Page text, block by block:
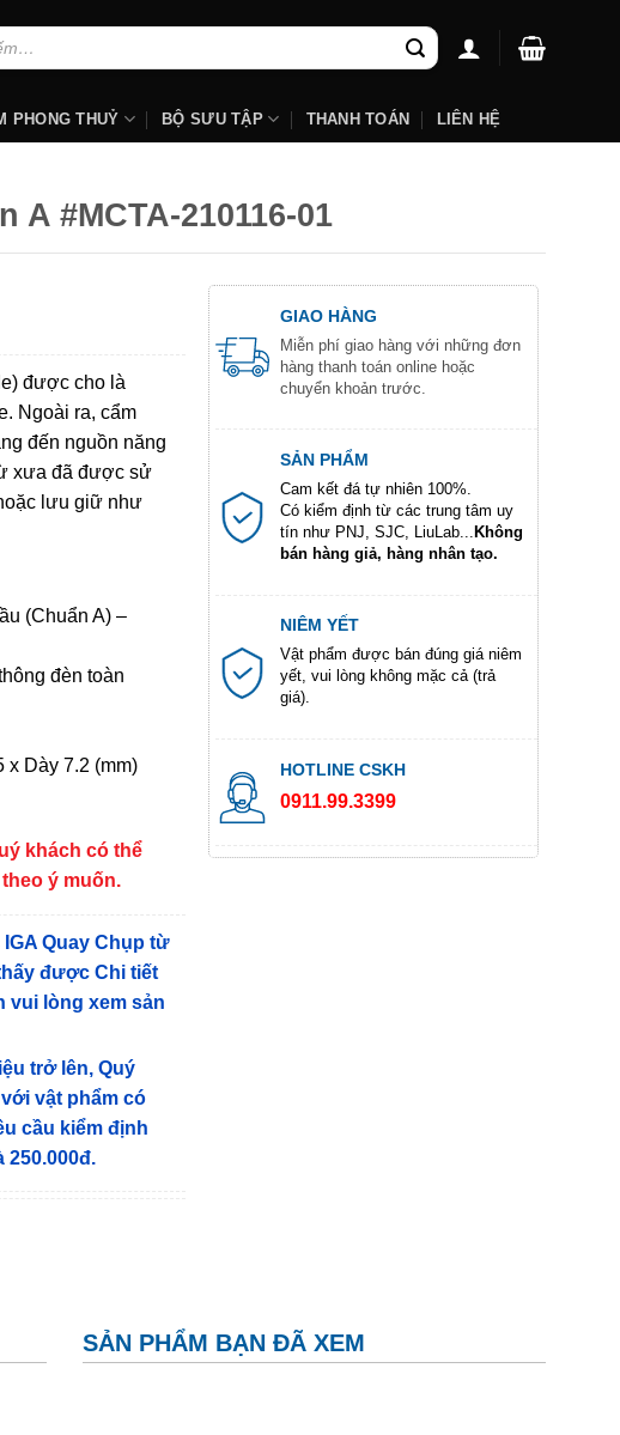
PHONG THUỶ BỘ SƯU TẬP THANH TOÁN LIÊN HỆ
#MCTA-210116-01
được cho là
Ngoài ra, cẩm
đến nguồn năng
xưa đã được sử
lưu giữ như
(Chuẩn A) –
đèn toàn
x Dày 7.2 (mm)
khách có thể
ý muốn.
Quay Chụp từ
được Chi tiết
vui lòng xem sản
trở lên, Quý
vật phẩm có
cầu kiểm định
250.000đ.
GIAO HÀNG
Miễn phí giao hàng với những đơn
hàng thanh toán online hoặc
chuyển khoản trước.
SẢN PHẨM
Cam kết đá tự nhiên 100%.
Có kiểm định từ các trung tâm uy
tín như PNJ, SJC, LiuLab...
Không
bán hàng giả, hàng nhân tạo.
NIÊM YẾT
Vật phẩm được bán đúng giá niêm
yết, vui lòng không mặc cả (trả
giá).
HOTLINE CSKH
0911.99.3399
SẢN PHẨM BẠN ĐÃ XEM